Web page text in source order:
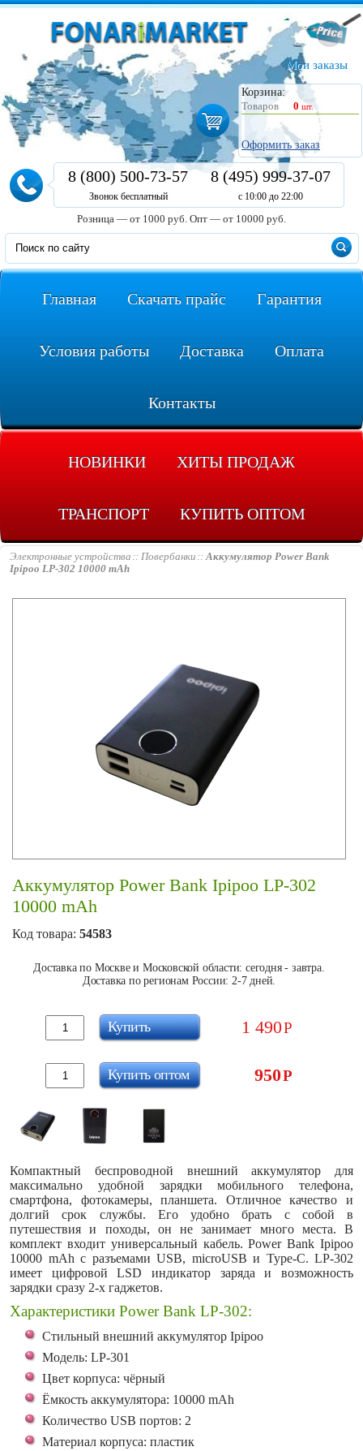
Мои заказы
Корзина:
Товаров
0 шт.
Оформить заказ
8 (800) 500-73-57
Звонок бесплатный
8 (495) 999-37-07
с 10:00 до 22:00
Розница — от 1000 руб. Опт — от 10000 руб.
Главная Скачать прайс Гарантия
Условия работы Доставка Оплата
Контакты
НОВИНКИ ХИТЫ ПРОДАЖ
ТРАНСПОРТ КУПИТЬ ОПТОМ
Электронные устройства Повербанки
Аккумулятор Power Bank
Ipipoo LP-302 10000 mAh
Аккумулятор Power Bank Ipipoo LP-302
10000 mAh
Код товара: 54583
Доставка по Москве и Московской области: сегодня - завтра.
Доставка по регионам России: 2-7 дней.
1 490Р
Купить
950Р
Купить оптом
Компактный беспроводной внешний аккумулятор для
максимально удобной зарядки мобильного телефона,
смартфона, фотокамеры, планшета. Отличное качество и
долгий срок службы. Его удобно брать с собой в
путешествия и походы, он не занимает много места. В
комплект входит универсальный кабель. Power Bank Ipipoo
10000 mAh с разъемами USB, microUSB и Type-C. LP-302
имеет цифровой LSD индикатор заряда и возможность
зарядки сразу 2-х гаджетов.
Характеристики Power Bank LP-302:
Стильный внешний аккумулятор Ipipoo
Модель: LP-301
Цвет корпуса: чёрный
Ёмкость аккумулятора: 10000 mAh
Количество USB портов: 2
Материал корпуса: пластик